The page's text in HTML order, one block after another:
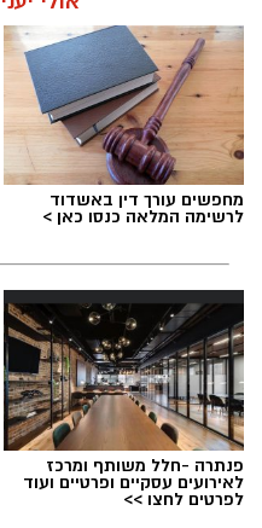
הלב שלנו אולי נשבר
חייבים להישבר יחד
מערכת האתר / 09:04 23.07.26
תגים:טד
מחפשים עורך דין באשדוד
לרשימה המלאה כנסו כאן >
פנתרה -חלל משותף ומרכז
לאירועים עסקיים ופרטיים ועוד
לפרטים לחצו >>